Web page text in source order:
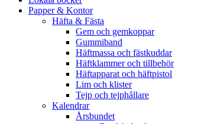
Papper & Kontor
Häfta & Fästa
Gem och gemkoppar
Gummiband
Häftmassa och fästkuddar
Häftklammer och tillbehör
Häftapparat och häftpistol
Lim och klister
Tejp och tejphållare
Kalendrar
Årsbundet